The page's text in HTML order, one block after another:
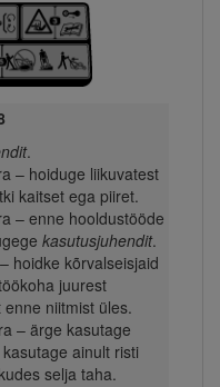
.
– hoiduge liikuvatest
kaitset ega piiret.
– enne hooldustööde
kasutusjuhendit.
hoidke kõrvalseisjaid
juurest
niitmist üles.
– ärge kasutage
ainult risti
selja taha.